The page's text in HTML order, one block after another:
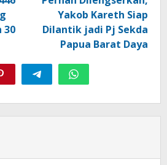
30
Yakob Kareth Siap
Dilantik jadi Pj Sekda
Papua Barat Daya